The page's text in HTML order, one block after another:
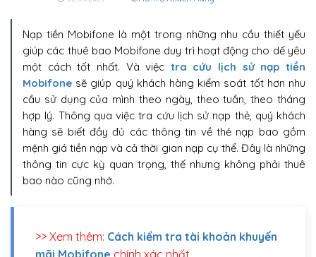
Nạp tiền Mobifone là một trong những nhu cầu thiết yếu
giúp các thuê bao Mobifone duy trì hoạt động cho dế yêu
một cách tốt nhất. Và việc tra cứu lịch sử nạp tiền
Mobifone sẽ giúp quý khách hàng kiểm soát tốt hơn nhu
cầu sử dụng của mình theo ngày, theo tuần, theo tháng
hợp lý. Thông qua việc tra cứu lịch sử nạp thẻ, quý khách
hàng sẽ biết đầy đủ các thông tin về thẻ nạp bao gồm
mệnh giá tiền nạp và cả thời gian nạp cụ thể. Đây là những
thông tin cực kỳ quan trọng, thế nhưng không phải thuê
bao nào cũng nhớ.
>> Xem thêm: Cách kiểm tra tài khoản khuyến
mãi Mobifone chính xác nhất